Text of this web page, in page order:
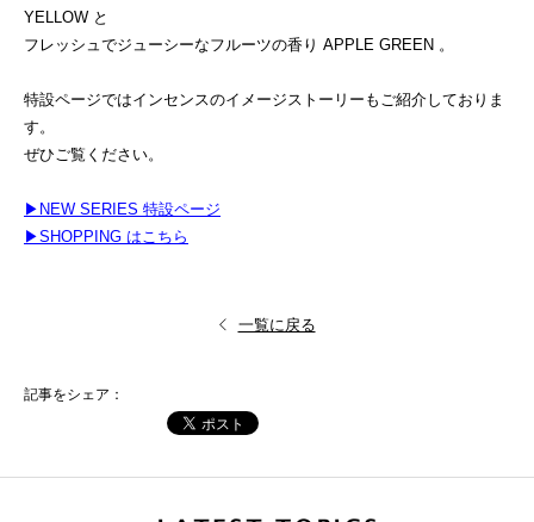
YELLOW と
フレッシュでジューシーなフルーツの香り APPLE GREEN 。
特設ページではインセンスのイメージストーリーもご紹介しておりま
す。
ぜひご覧ください。
▶︎NEW SERIES 特設ページ
▶︎SHOPPING はこちら
一覧に戻る
記事をシェア：